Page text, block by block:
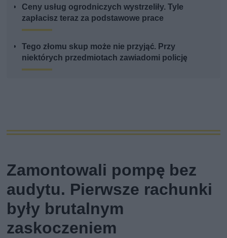
Ceny usług ogrodniczych wystrzeliły. Tyle
zapłacisz teraz za podstawowe prace
Tego złomu skup może nie przyjąć. Przy
niektórych przedmiotach zawiadomi policję
Zamontowali pompę bez
audytu. Pierwsze rachunki
były brutalnym
zaskoczeniem